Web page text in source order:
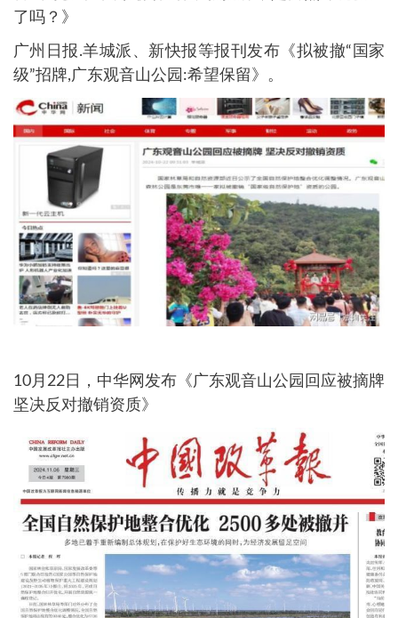
了吗？》
广州日报.羊城派、新快报等报刊发布《拟被撤“国家
级”招牌,广东观音山公园:希望保留》。
10月22日，中华网发布《广东观音山公园回应被摘牌
坚决反对撤销资质》